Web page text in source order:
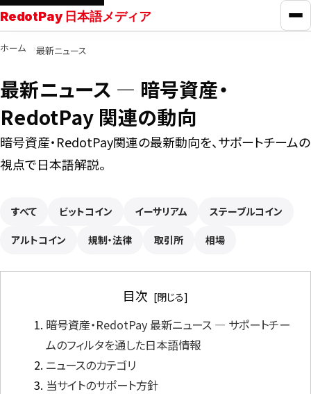
RedotPay 日本語メディア メ
RedotPayガイド
カード比較
学ぶ
ツール
ホーム 最新ニュース
最新ニュース ― 暗号資産・
RedotPay 関連の動向
暗号資産・RedotPay関連の最新動向を、サポートチームの
視点で日本語解説。
すべて ビットコイン イーサリアム ステーブルコイン
アルトコイン 規制・法律 取引所 相場
目次
暗号資産・RedotPay 最新ニュース ― サポートチー
ムのフィルタを通した日本語情報
ニュースのカテゴリ
当サイトのサポート方針